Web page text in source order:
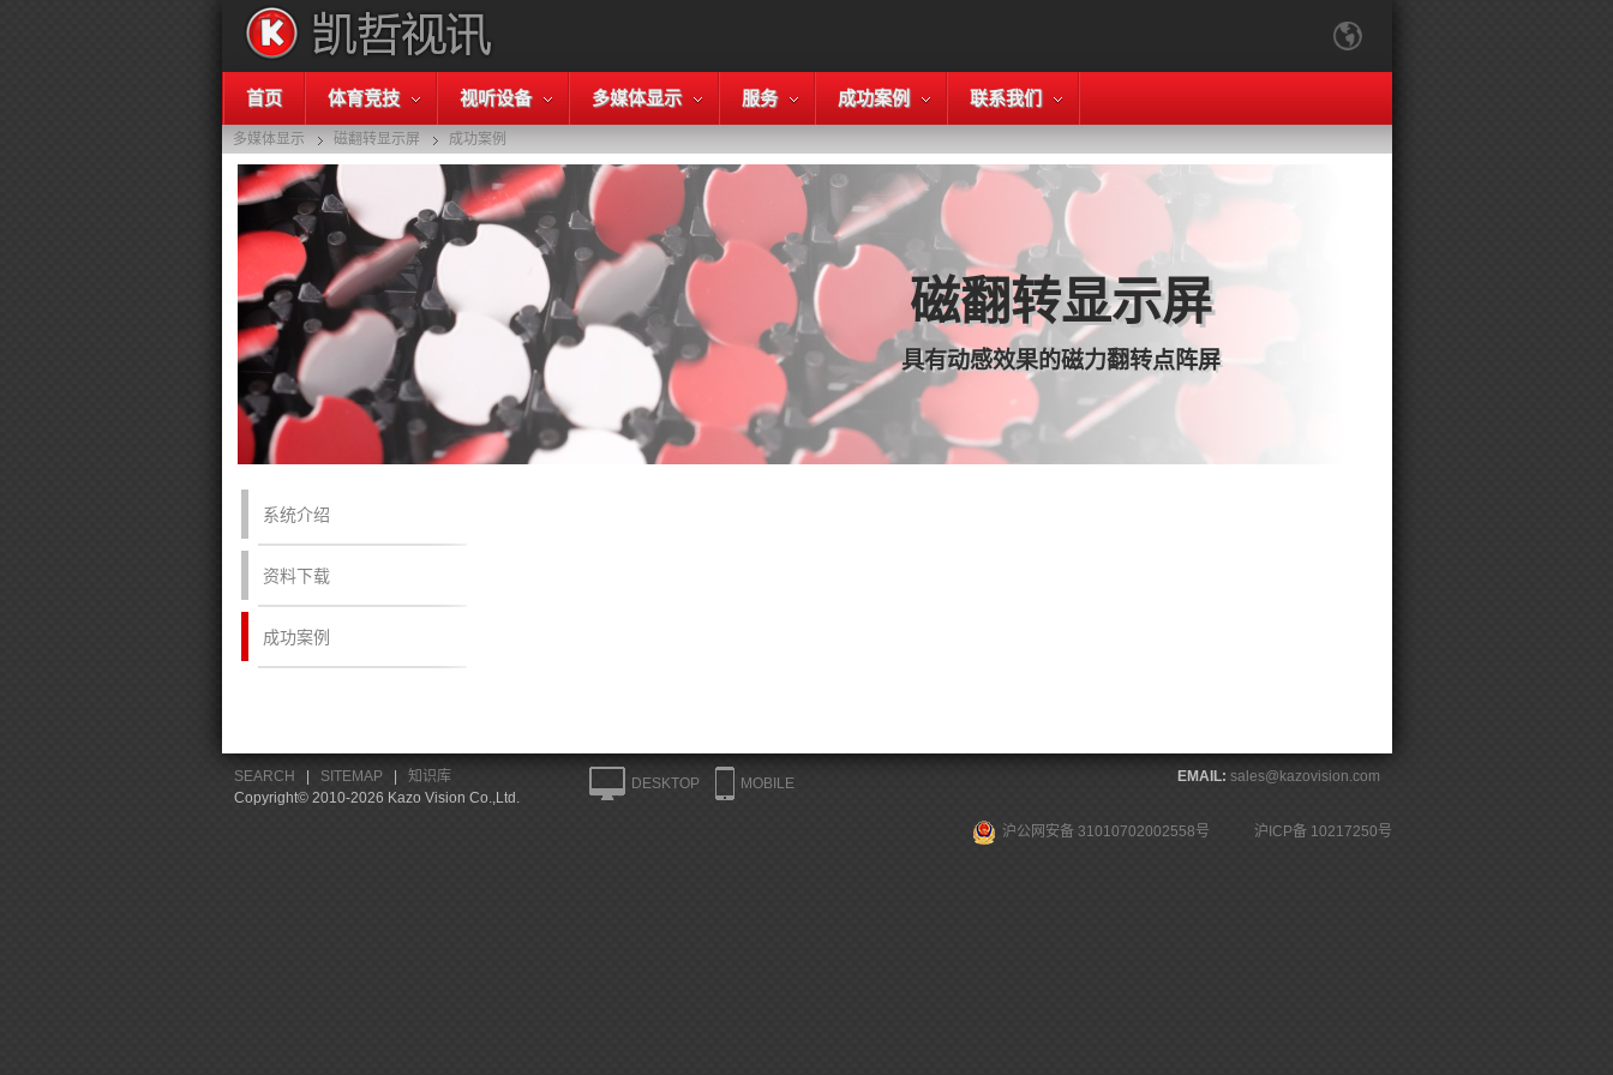
首页 体育竞技 视听设备 多媒体显示 服务 成功案例 联系我们
多媒体显示 磁翻转显示屏 成功案例
磁翻转显示屏
具有动感效果的磁力翻转点阵屏
系统介绍
资料下载
成功案例
SEARCH SITEMAP| 知识库
Copyright© 2010-2026 Kazo Vision Co.,Ltd.
DESKTOP MOBILE EMAIL: sales@kazovision.com
沪公网安备 31010702002558号 沪ICP备 10217250号